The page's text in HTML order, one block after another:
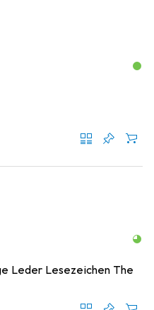
Leder Lesezeichen The